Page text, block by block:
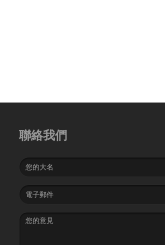
聯絡我們
Name
Email
address
Message